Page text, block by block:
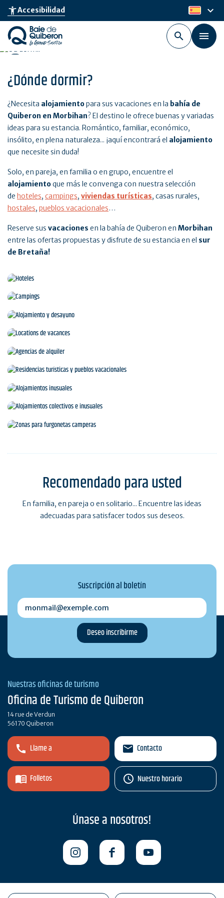
Skip
main
content
accessibility_newAccesibilidad es
keyboard_arrow_down
¿Dónde dormir?
¿Necesita alojamientopara sus vacaciones en la bahía de
Quiberon en Morbihan? El destino le ofrece buenas y variadas
ideas para su estancia. Romántico, familiar, económico,
insólito, en plena naturaleza... ¡aquí encontrará el alojamiento
que necesite sin duda!
Solo, en pareja, en familia o en grupo, encuentre el
alojamientoque más le convenga con nuestra selección
de hoteles, campings, viviendas turísticas, casas rurales,
hostales, pueblos vacacionales…
Reserve sus vacaciones en la bahía de Quiberon en Morbihan
entre las ofertas propuestas y disfrute de su estancia en el sur
de Bretaña!
Alojamiento y desayuno
Agencias de alquiler
Residencias turísticas y pueblos vacacionales
Alojamientos inusuales
Alojamientos colectivos e inusuales
Recomendado para usted
En familia, en pareja o en solitario... Encuentre las ideas
adecuadas para satisfacer todos sus deseos.
Suscripción al boletín
monmail@exemple.com
Nuestras oficinas de turismo
Oficina de Turismo de Quiberon
14 rue de Verdun
56170 Quiberon
Llame a
Folletos
Contacto
Nuestro horario
Únase a nosotros!